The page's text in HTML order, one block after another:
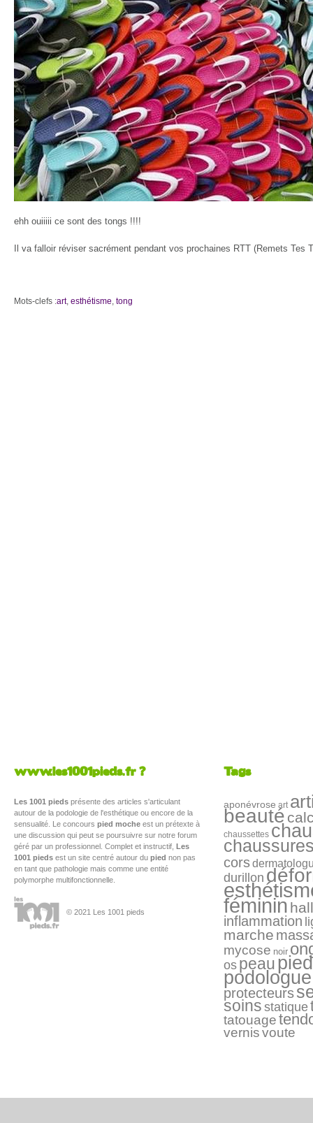
ehh ouiiiii ce sont des tongs !!!!
Il va falloir réviser sacrément pendant vos prochaines RTT (Remets Tes
Mots-clefs :art, esthétisme, tong
www.les1001pieds.fr ?
Les 1001 pieds présente des articles s'articulant
autour de la podologie de l'esthétique ou encore de la
sensualité. Le concours pied moche est un prétexte à
une discussion qui peut se poursuivre sur notre forum
géré par un professionnel. Complet et instructif, Les
1001 pieds est un site centré autour du pied non pas
en tant que pathologie mais comme une entité
polymorphe multifonctionnelle.
© 2021 Les 1001 pieds
Tags
aponévrose art
beauté
chaussettes
cors
durillon
féminin
inflammation
marche
mycose noir
ospeaupied
podologue
protecteurs
soins statique
tatouage
vernisvoute